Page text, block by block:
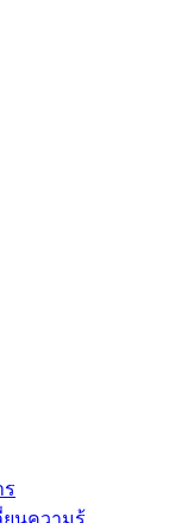
ยนความรู้